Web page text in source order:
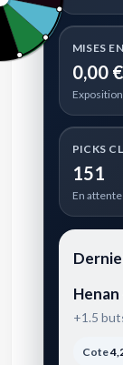
MISES
0,00 €
PICKS
151
En attente
+1.5
Cote